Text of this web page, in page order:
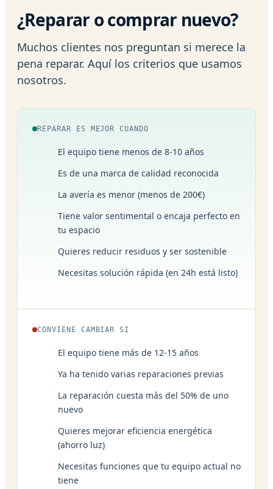
¿Reparar o comprar nuevo?
Muchos clientes nos preguntan si merece la
pena reparar. Aquí los criterios que usamos
nosotros.
REPARAR ES MEJOR CUANDO
El equipo tiene menos de 8-10 años
Es de una marca de calidad reconocida
La avería es menor (menos de 200€)
Tiene valor sentimental o encaja perfecto en
tu espacio
Quieres reducir residuos y ser sostenible
Necesitas solución rápida (en 24h está listo)
CONVIENE CAMBIAR SI
El equipo tiene más de 12-15 años
Ya ha tenido varias reparaciones previas
La reparación cuesta más del 50% de uno
nuevo
Quieres mejorar eficiencia energética
(ahorro luz)
Necesitas funciones que tu equipo actual no
tiene